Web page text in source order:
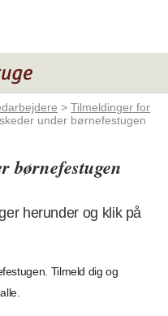
>Tilmeldinger for
under børnefestugen
børnefestugen
herunder og klik på
Tilmeld dig og